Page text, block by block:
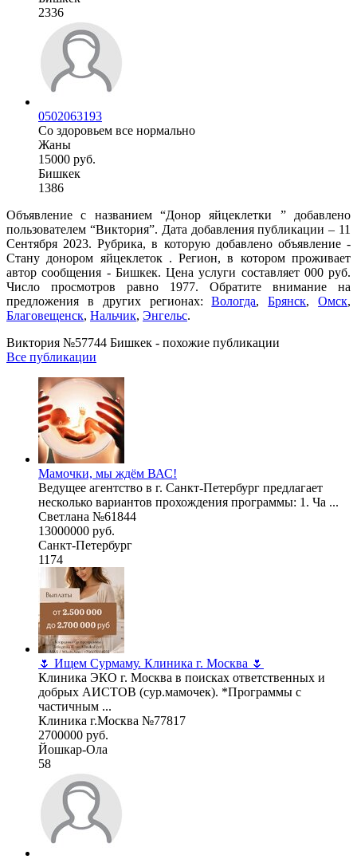
2336
0502063193
Со здоровьем все нормально
Жаны
15000 руб.
Бишкек
1386
Объявление с названием “Донор яйцеклетки ” добавлено
пользователем “Виктория”. Дата добавления публикации – 11
Сентября 2023. Рубрика, в которую добавлено объявление -
Стану донором яйцеклеток . Регион, в котором проживает
автор сообщения - Бишкек. Цена услуги составляет 000 руб.
Число просмотров равно 1977. Обратите внимание на
предложения в других регионах:Вологда,Брянск,Омск,
Благовещенск, Нальчик, Энгельс.
Виктория №57744 Бишкек - похожие публикации
Все публикации
Мамочки, мы ждём ВАС!
Ведущее агентство в г. Санкт-Петербург предлагает
несколько вариантов прохождения программы: 1. Ча ...
Светлана №61844
13000000 руб.
Санкт-Петербург
1174
🌷 Ищем Сурмаму. Клиника г. Москва 🌷
Клиника ЭКО г. Москва в поисках ответственных и
добрых АИСТОВ (сур.мамочек). *Программы с
частичным ...
Клиника г.Москва №77817
2700000 руб.
Йошкар-Ола
58